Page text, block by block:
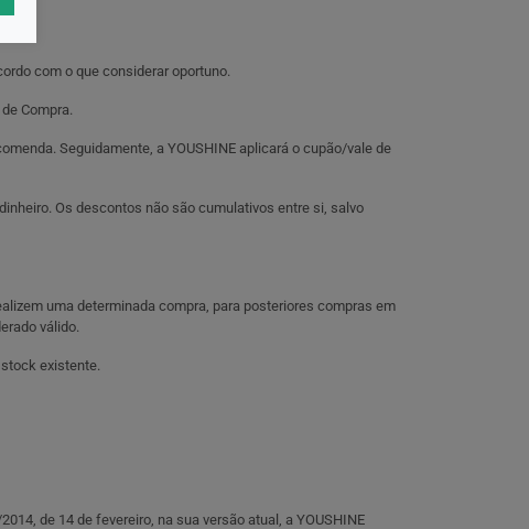
com o que considerar oportuno.
Compra.
Seguidamente, a YOUSHINE aplicará o cupão/vale de
Os descontos não são cumulativos entre si, salvo
uma determinada compra, para posteriores compras em
válido.
existente.
de 14 de fevereiro, na sua versão atual, a YOUSHINE